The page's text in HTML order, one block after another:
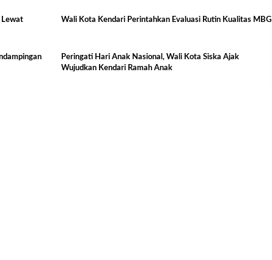
Lewat
Wali Kota Kendari Perintahkan Evaluasi Rutin Kualitas MBG
Peringati Hari Anak Nasional, Wali Kota Siska Ajak
Wujudkan Kendari Ramah Anak